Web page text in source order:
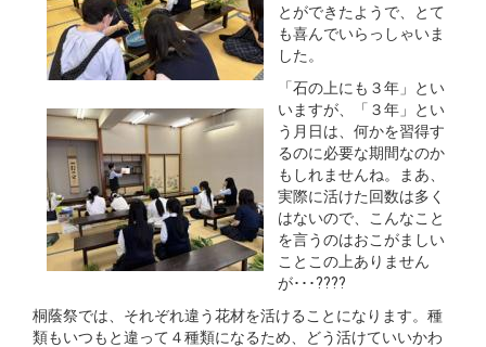
とができたようで、とて
も喜んでいらっしゃいま
した。
「石の上にも３年」とい
いますが、「３年」とい
う月日は、何かを習得す
るのに必要な期間なのか
もしれませんね。まあ、
実際に活けた回数は多く
はないので、こんなこと
を言うのはおこがましい
ことこの上ありません
が･･･????
桐蔭祭では、それぞれ違う花材を活けることになります。種
類もいつもと違って４種類になるため、どう活けていいかわ